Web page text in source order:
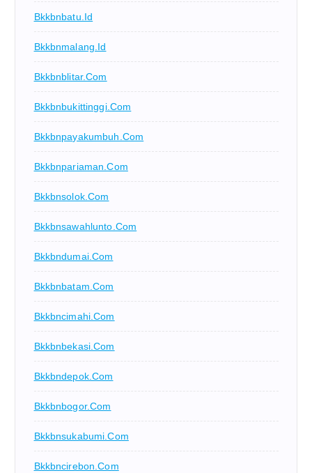
Bkkbnbatu.id
Bkkbnmalang.id
Bkkbnblitar.com
Bkkbnbukittinggi.com
Bkkbnpayakumbuh.com
Bkkbnpariaman.com
Bkkbnsolok.com
Bkkbnsawahlunto.com
Bkkbndumai.com
Bkkbnbatam.com
Bkkbncimahi.com
Bkkbnbekasi.com
Bkkbndepok.com
Bkkbnbogor.com
Bkkbnsukabumi.com
Bkkbncirebon.com